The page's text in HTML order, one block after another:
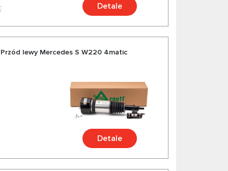
Detale
lewy Mercedes S W220 4matic
Detale